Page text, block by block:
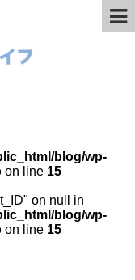
blog/wp-
on line 15
on null in
blog/wp-
on line 15